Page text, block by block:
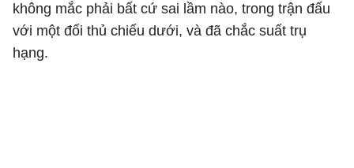
không mắc phải bất cứ sai lầm nào, trong trận đấu
với một đối thủ chiếu dưới, và đã chắc suất trụ
hạng.